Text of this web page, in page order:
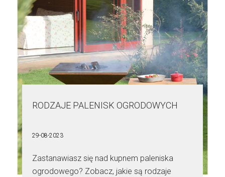
RODZAJE PALENISK OGRODOWYCH
29-08-2023
Zastanawiasz się nad kupnem paleniska
ogrodowego? Zobacz, jakie są rodzaje